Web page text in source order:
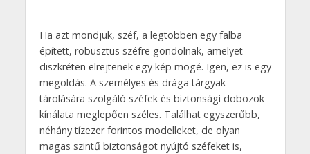
Ha azt mondjuk, széf, a legtöbben egy falba
épített, robusztus széfre gondolnak, amelyet
diszkréten elrejtenek egy kép mögé. Igen, ez is egy
megoldás. A személyes és drága tárgyak
tárolására szolgáló széfek és biztonsági dobozok
kínálata meglepően széles. Találhat egyszerűbb,
néhány tízezer forintos modelleket, de olyan
magas szintű biztonságot nyújtó széfeket is,